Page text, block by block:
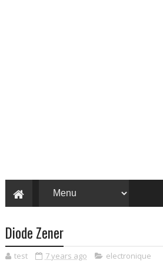
Diode Zener
test 7 years ago electronique